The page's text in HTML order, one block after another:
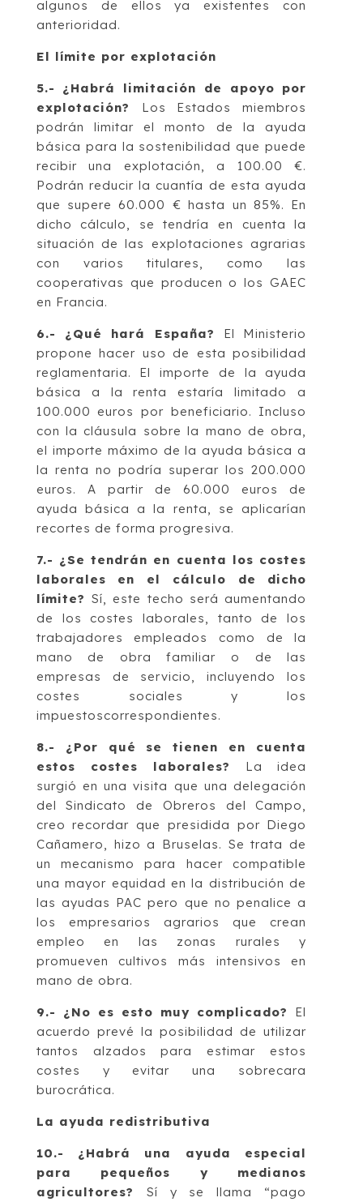
algunos de ellos ya existentes con
anterioridad.
El límite por explotación
5.- ¿Habrá limitación de apoyo por
explotación? Los Estados miembros
podrán limitar el monto de la ayuda
básica para la sostenibilidad que puede
recibir una explotación, a 100.00 €.
Podrán reducir la cuantía de esta ayuda
que supere 60.000 € hasta un 85%. En
dicho cálculo, se tendría en cuenta la
situación de las explotaciones agrarias
con varios titulares, como las
cooperativas que producen o los GAEC
en Francia.
6.- ¿Qué hará España? El Ministerio
propone hacer uso de esta posibilidad
reglamentaria. El importe de la ayuda
básica a la renta estaría limitado a
100.000 euros por beneficiario. Incluso
con la cláusula sobre la mano de obra,
el importe máximo de la ayuda básica a
la renta no podría superar los 200.000
euros. A partir de 60.000 euros de
ayuda básica a la renta, se aplicarían
recortes de forma progresiva.
7.- ¿Se tendrán en cuenta los costes
laborales en el cálculo de dicho
límite?Sí, este techo será aumentando
de los costes laborales, tanto de los
trabajadores empleados como de la
mano de obra familiar o de las
empresas de servicio, incluyendo los
costes sociales y los
impuestoscorrespondientes.
8.- ¿Por qué se tienen en cuenta
estos costes laborales? La idea
surgió en una visita que una delegación
del Sindicato de Obreros del Campo,
creo recordar que presidida por Diego
Cañamero, hizo a Bruselas. Se trata de
un mecanismo para hacer compatible
una mayor equidad en la distribución de
las ayudas PAC pero que no penalice a
los empresarios agrarios que crean
empleo en las zonas rurales y
promueven cultivos más intensivos en
mano de obra.
9.- ¿No es esto muy complicado? El
acuerdo prevé la posibilidad de utilizar
tantos alzados para estimar estos
costes y evitar una sobrecara
burocrática.
La ayuda redistributiva
10.- ¿Habrá una ayuda especial
para pequeños y medianos
agricultores? Sí y se llama “pago